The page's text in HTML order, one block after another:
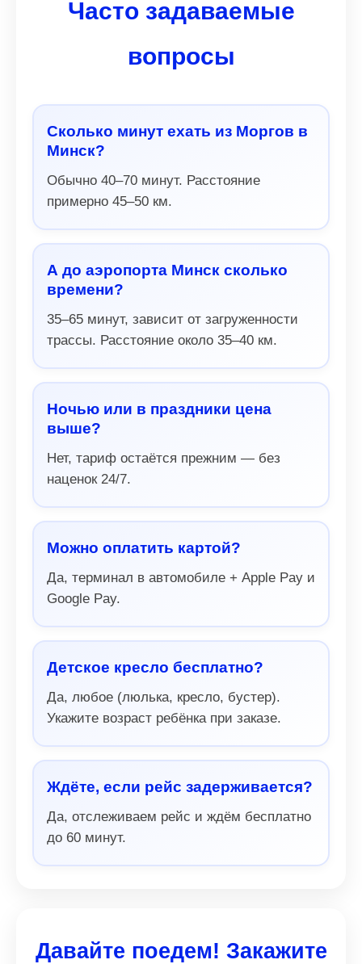
Часто задаваемые
вопросы
Сколько минут ехать из Моргов в
Минск?
Обычно 40–70 минут. Расстояние
примерно 45–50 км.
А до аэропорта Минск сколько
времени?
35–65 минут, зависит от загруженности
трассы. Расстояние около 35–40 км.
Ночью или в праздники цена
выше?
Нет, тариф остаётся прежним — без
наценок 24/7.
Можно оплатить картой?
Да, терминал в автомобиле + Apple Pay и
Google Pay.
Детское кресло бесплатно?
Да, любое (люлька, кресло, бустер).
Укажите возраст ребёнка при заказе.
Ждёте, если рейс задерживается?
Да, отслеживаем рейс и ждём бесплатно
до 60 минут.
Давайте поедем! Закажите